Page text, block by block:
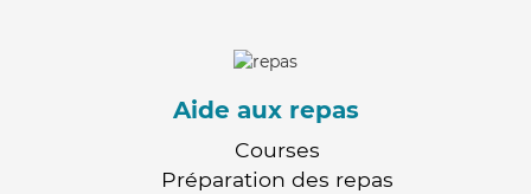
Aide aux repas
Courses
Préparation des repas